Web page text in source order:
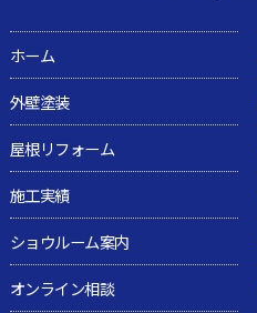
ホーム
外壁塗装
屋根リフォーム
施工実績
ショウルーム案内
オンライン相談